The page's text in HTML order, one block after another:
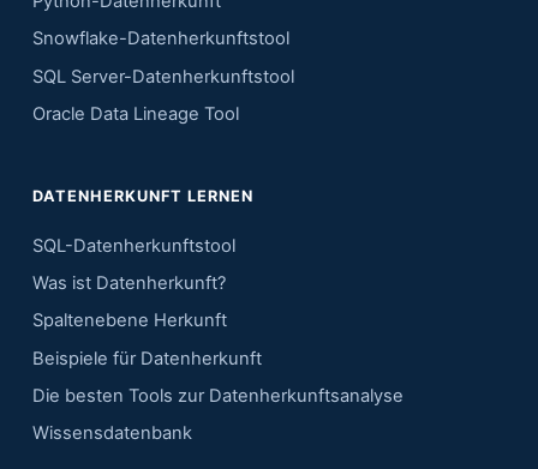
Snowflake-Datenherkunftstool
SQL Server-Datenherkunftstool
Oracle Data Lineage Tool
DATENHERKUNFT LERNEN
SQL-Datenherkunftstool
Was ist Datenherkunft?
Spaltenebene Herkunft
Beispiele für Datenherkunft
Die besten Tools zur Datenherkunftsanalyse
Wissensdatenbank